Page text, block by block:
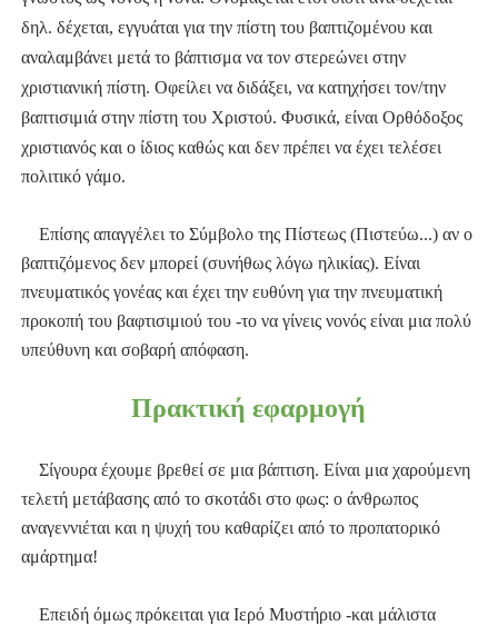
δηλ. δέχεται, εγγυάται για την πίστη του βαπτιζομένου και
αναλαμβάνει μετά το βάπτισμα να τον στερεώνει στην
χριστιανική πίστη. Οφείλει να διδάξει, να κατηχήσει τον/την
βαπτισιμιά στην πίστη του Χριστού. Φυσικά, είναι Ορθόδοξος
χριστιανός και ο ίδιος καθώς και δεν πρέπει να έχει τελέσει
πολιτικό γάμο.
Επίσης απαγγέλει το Σύμβολο της Πίστεως (Πιστεύω...) αν ο
βαπτιζόμενος δεν μπορεί (συνήθως λόγω ηλικίας). Είναι
πνευματικός γονέας και έχει την ευθύνη για την πνευματική
προκοπή του βαφτισιμιού του -το να γίνεις νονός είναι μια πολύ
υπεύθυνη και σοβαρή απόφαση.
Πρακτική εφαρμογή
Σίγουρα έχουμε βρεθεί σε μια βάπτιση. Είναι μια χαρούμενη
τελετή μετάβασης από το σκοτάδι στο φως: ο άνθρωπος
αναγεννιέται και η ψυχή του καθαρίζει από το προπατορικό
αμάρτημα!
Επειδή όμως πρόκειται για Ιερό Μυστήριο -και μάλιστα